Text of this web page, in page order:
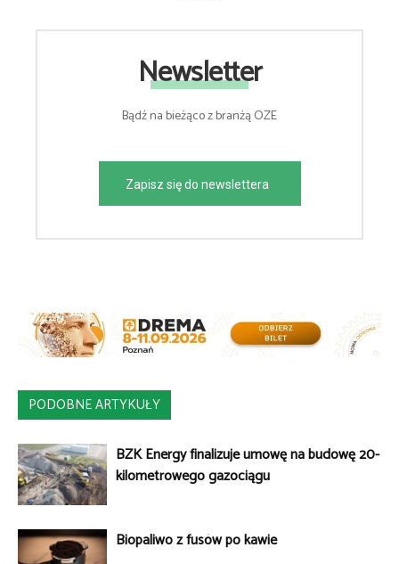
Newsletter
Bądź na bieżąco z branżą OZE
Zapisz się do newslettera
PODOBNE ARTYKUŁY
BZK Energy finalizuje umowę na budowę 20-
kilometrowego gazociągu
Biopaliwo z fusów po kawie